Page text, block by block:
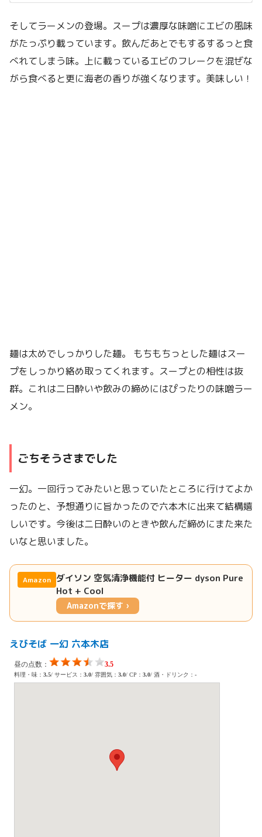
そしてラーメンの登場。スープは濃厚な味噌にエビの風味
がたっぷり載っています。飲んだあとでもするするっと食
べれてしまう味。上に載っているエビのフレークを混ぜな
がら食べると更に海老の香りが強くなります。美味しい！
麺は太めでしっかりした麺。 もちもちっとした麺はスー
プをしっかり絡め取ってくれます。スープとの相性は抜
群。これは二日酔いや飲みの締めにはぴったりの味噌ラー
メン。
ごちそうさまでした
一幻。一回行ってみたいと思っていたところに行けてよか
ったのと、予想通りに旨かったので六本木に出来て結構嬉
しいです。今後は二日酔いのときや飲んだ締めにまた来た
いなと思いました。
Amazon ダイソン 空気清浄機能付 ヒーター dyson Pure
Hot + Cool
Amazonで探す ›
えびそば 一幻 六本木店